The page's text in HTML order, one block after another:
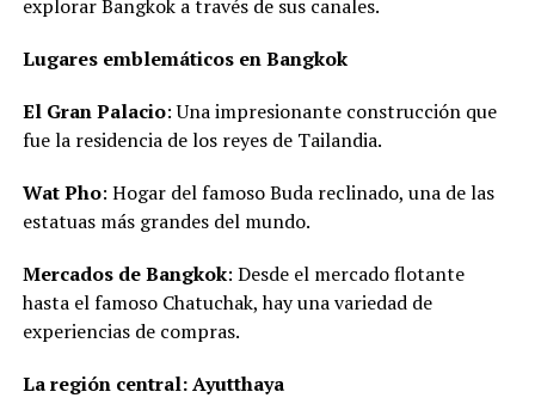
explorar Bangkok a través de sus canales.
Lugares emblemáticos en Bangkok
El Gran Palacio: Una impresionante construcción que
fue la residencia de los reyes de Tailandia.
Wat Pho: Hogar del famoso Buda reclinado, una de las
estatuas más grandes del mundo.
Mercados de Bangkok: Desde el mercado flotante
hasta el famoso Chatuchak, hay una variedad de
experiencias de compras.
La región central: Ayutthaya